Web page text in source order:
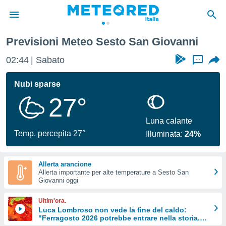
di
per
le
di
Web
le
Previsioni Meteo Sesto San Giovanni
02:44 Sabato ...
Nubi sparse
27°
Temp. percepita 27°
Luna calante
Illuminata:24%
Allerta arancione
Allerta importante per alte temperature a Sesto San
Giovanni oggi
Ultim'ora.
Luca Lombroso non vede la fine del caldo:
"Ferragosto 2026 potrebbe entrare nella storia.